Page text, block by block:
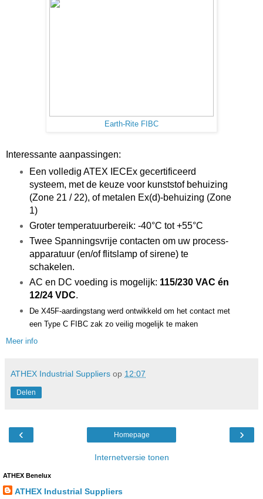
Earth-Rite FIBC
Interessante aanpassingen:
Een volledig ATEX IECEx gecertificeerd
systeem, met de keuze voor kunststof behuizing
(Zone 21 / 22), of metalen Ex(d)-behuizing (Zone
1)
Groter temperatuurbereik: -40°C tot +55°C
Twee Spanningsvrije contacten om uw process-
apparatuur (en/of flitslamp of sirene) te
schakelen.
AC en DC voeding is mogelijk: 115/230 VAC én
12/24 VDC.
De X45F-aardingstang werd ontwikkeld om het contact met
een Type C FIBC zak zo veilig mogelijk te maken
Meer info
ATHEX Industrial Suppliers op 12:07
Delen
‹ ›
Homepage
Internetversie tonen
ATHEX Benelux
ATHEX Industrial Suppliers